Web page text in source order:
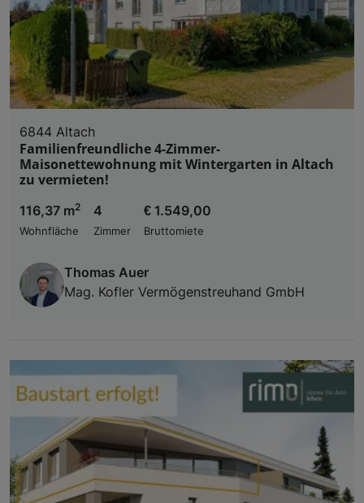
6844 Altach
Familienfreundliche 4-Zimmer-
Maisonettewohnung mit Wintergarten in Altach
zu vermieten!
116,37 m2
Wohnfläche
4
Zimmer
€ 1.549,00
Bruttomiete
Thomas Auer
Mag. Kofler Vermögenstreuhand GmbH